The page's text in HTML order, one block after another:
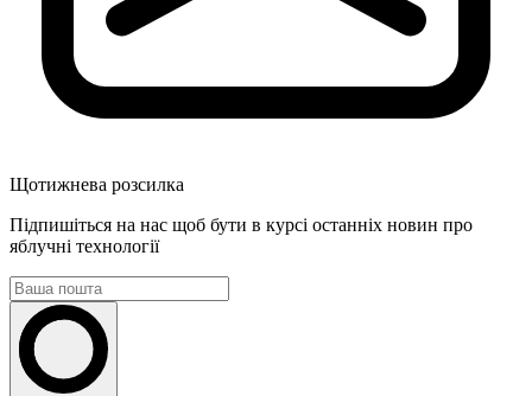
Щотижнева розсилка
Підпишіться на нас щоб бути в курсі останніх новин про
яблучні технології